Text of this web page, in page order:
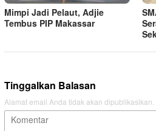
Mimpi Jadi Pelaut, Adjie
Tembus PIP Makassar
Tinggalkan Balasan
Alamat email Anda tidak akan dipublikasikan.